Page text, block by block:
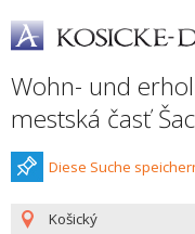
Wohn- und
mestská časť
Diese Suche
Košický